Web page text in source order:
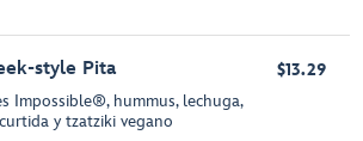
style Pita
Impossible®, hummus, lechuga,
y tzatziki vegano
$13.29